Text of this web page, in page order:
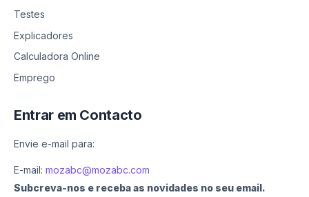
Testes
Explicadores
Calculadora Online
Emprego
Entrar em Contacto
Envie e-mail para:
E-mail: mozabc@mozabc.com
Subcreva-nos e receba as novidades no seu email.